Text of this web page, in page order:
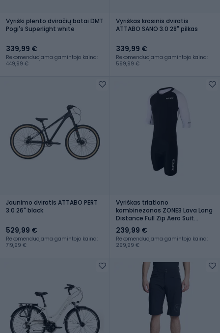
Vyriški plento dviračių batai DMT
Pogi's Superlight white
339,99 €
Rekomenduojama gamintojo kaina:
449,99 €
Vyriškas krosinis dviratis
ATTABO SANO 3.0 28" pilkas
339,99 €
Rekomenduojama gamintojo kaina:
599,99 €
Jaunimo dviratis ATTABO PERT
3.0 26" black
529,99 €
Rekomenduojama gamintojo kaina:
719,99 €
Vyriškas triatlono
kombinezonas ZONE3 Lava Long
Distance Full Zip Aero Suit
black/white/red
239,99 €
Rekomenduojama gamintojo kaina:
299,99 €